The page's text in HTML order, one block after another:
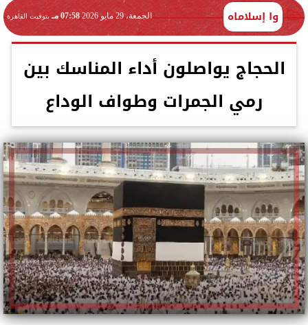
وا إسلاماه الجمعة، 29 مايو 2026 07:58 مـ بتوقيت القاهرة
الحجاج يواصلون أداء المناسك بين
رمي الجمرات وطواف الوداع